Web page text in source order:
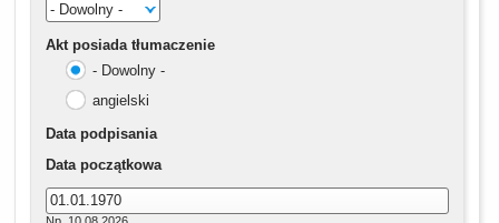
Akt posiada tłumaczenie
- Dowolny -
angielski
Data podpisania
Data początkowa